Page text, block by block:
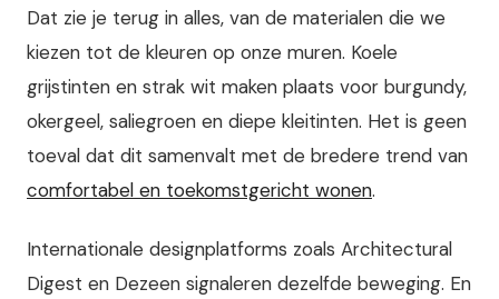
Dat zie je terug in alles, van de materialen die we
kiezen tot de kleuren op onze muren. Koele
grijstinten en strak wit maken plaats voor burgundy,
okergeel, saliegroen en diepe kleitinten. Het is geen
toeval dat dit samenvalt met de bredere trend van
comfortabel en toekomstgericht wonen.
Internationale designplatforms zoals Architectural
Digest en Dezeen signaleren dezelfde beweging. En